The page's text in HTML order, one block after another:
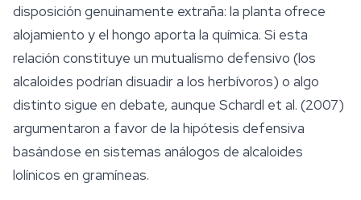
disposición genuinamente extraña: la planta ofrece
alojamiento y el hongo aporta la química. Si esta
relación constituye un mutualismo defensivo (los
alcaloides podrían disuadir a los herbívoros) o algo
distinto sigue en debate, aunque Schardl et al. (2007)
argumentaron a favor de la hipótesis defensiva
basándose en sistemas análogos de alcaloides
lolínicos en gramíneas.